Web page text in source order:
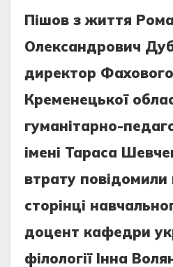
Пішов з життя
Олександрович
директор
Кременецької
гуманітарно-
імені Тараса
втрату повідомили
сторінці
доцент кафедри
філології Інна